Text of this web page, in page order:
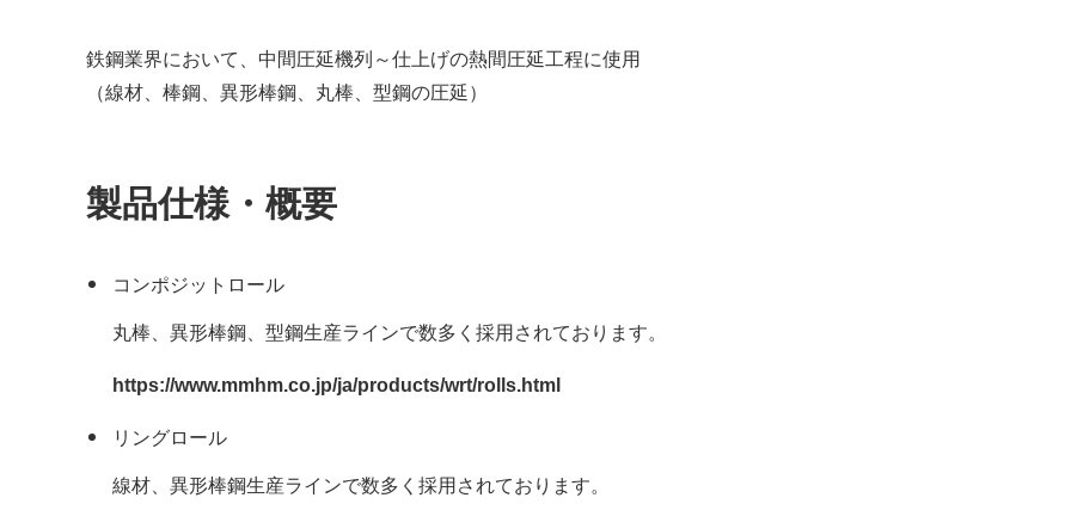
鉄鋼業界において、中間圧延機列～仕上げの熱間圧延工程に使用
（線材、棒鋼、異形棒鋼、丸棒、型鋼の圧延）
製品仕様・概要
コンポジットロール
丸棒、異形棒鋼、型鋼生産ラインで数多く採用されております。
https://www.mmhm.co.jp/ja/products/wrt/rolls.html
リングロール
線材、異形棒鋼生産ラインで数多く採用されております。